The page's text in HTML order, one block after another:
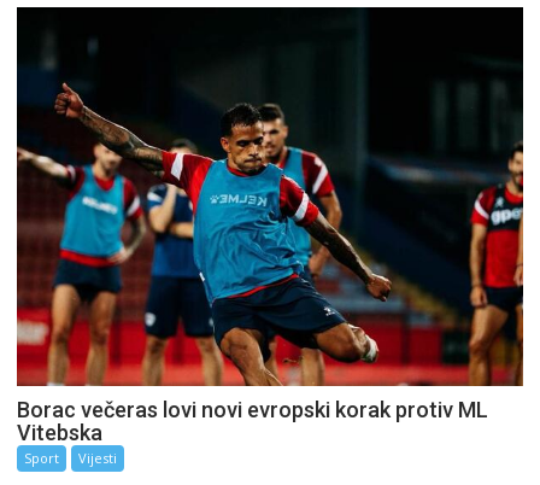
Borac večeras lovi novi evropski korak protiv ML
Vitebska
Sport Vijesti